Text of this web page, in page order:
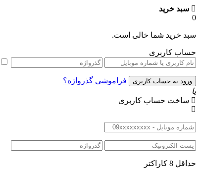
سبد خرید
0
سبد خرید شما خالی است.
حساب کاربری
فراموشی گذرواژه؟
یا
ساخت حساب کاربری
حداقل 8 کاراکتر